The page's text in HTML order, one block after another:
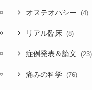
オステオパシー (4)
リアル臨床 (8)
症例発表＆論文 (23)
痛みの科学 (76)